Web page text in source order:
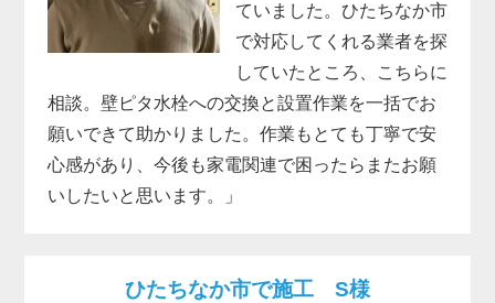
ていました。ひたちなか市
で対応してくれる業者を探
していたところ、こちらに
相談。壁ピタ水栓への交換と設置作業を一括でお
願いできて助かりました。作業もとても丁寧で安
心感があり、今後も家電関連で困ったらまたお願
いしたいと思います。」
ひたちなか市で施工 S様